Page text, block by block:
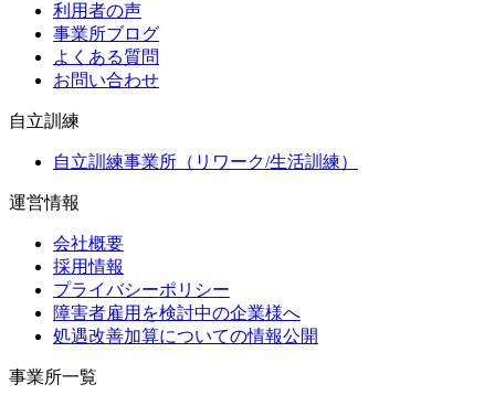
利用者の声
事業所ブログ
よくある質問
お問い合わせ
自立訓練
自立訓練事業所（リワーク/生活訓練）
運営情報
会社概要
採用情報
プライバシーポリシー
障害者雇用を検討中の企業様へ
処遇改善加算についての情報公開
事業所一覧